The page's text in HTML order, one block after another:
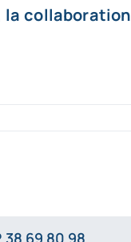
collaboration